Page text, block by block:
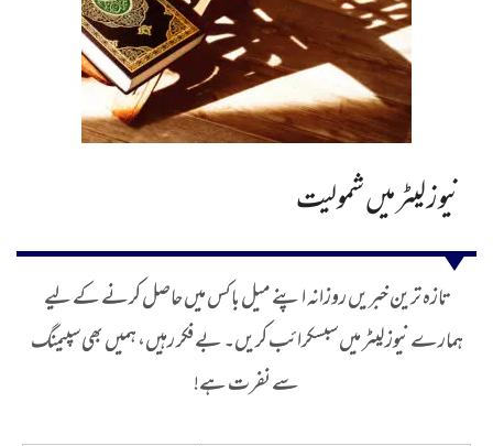
نیوز لیٹر میں شمولیت
تازہ ترین خبریں روزانہ اپنے میل باکس میں حاصل کرنے کے لیے
ہمارے نیوز لیٹر میں سبسکرائب کریں۔ بے فکر رہیں، ہمیں بھی سپیمنگ
سے نفرت ہے!